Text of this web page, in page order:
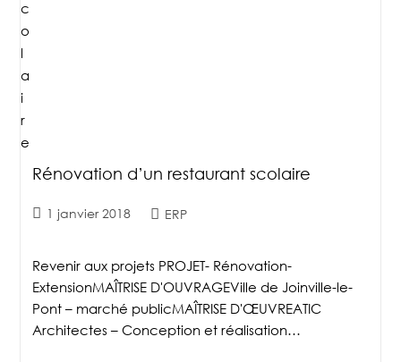
Rénovation d’un restaurant scolaire
1 janvier 2018 ERP
Revenir aux projets PROJET- Rénovation-
ExtensionMAÎTRISE D'OUVRAGEVille de Joinville-le-
Pont – marché publicMAÎTRISE D'ŒUVREATIC
Architectes – Conception et réalisation…